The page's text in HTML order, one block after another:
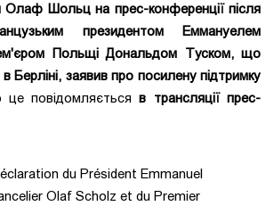
Олаф Шольц на прес-конференції після
президентом Еммануелем
Польщі Дональдом Туском, що
Берліні, заявив про посилену підтримку
це повідомляєтьсяв трансляції прес-
du Président Emmanuel
Olaf Scholz et du Premier